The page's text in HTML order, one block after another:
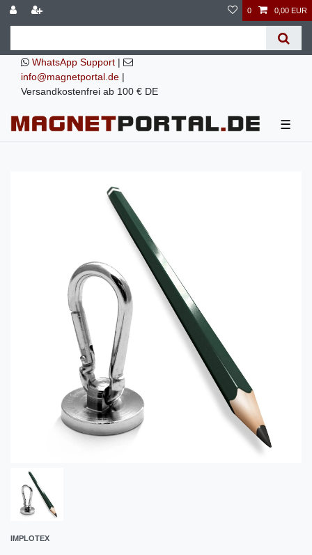
0 0,00 EUR
WhatsApp Support |
info@magnetportal.de |
Versandkostenfrei ab 100 € DE
☰
IMPLOTEX